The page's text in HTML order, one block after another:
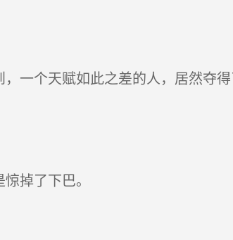
一个天赋如此之差的人，居然夺
掉了下巴。